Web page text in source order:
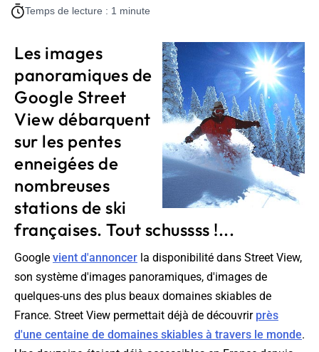
Temps de lecture : 1 minute
Les images
panoramiques de
Google Street
View débarquent
sur les pentes
enneigées de
nombreuses
stations de ski
françaises. Tout schussss !...
Google vient d'annoncer la disponibilité dans Street View,
son système d'images panoramiques, d'images de
quelques-uns des plus beaux domaines skiables de
France. Street View permettait déjà de découvrir près
d'une centaine de domaines skiables à travers le monde.